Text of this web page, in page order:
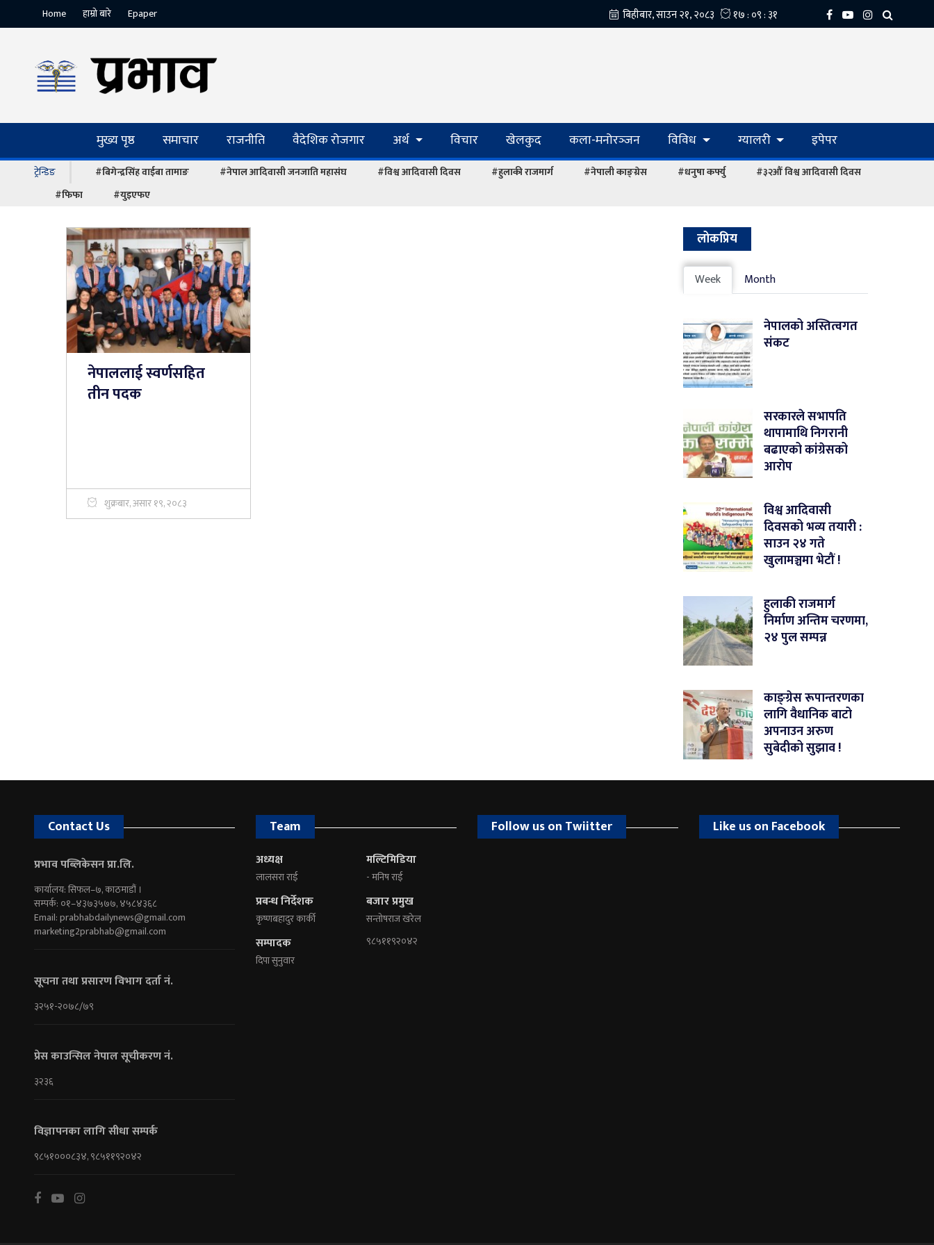
Home हाम्रो बारे Epaper
मुख्य पृष्ठ समाचार राजनीति वैदेशिक रोजगार अर्थ विचार खेलकुद कला-मनोरञ्‍जन विविध ग्यालरी इपेपर
ट्रेन्डिङ #बिगेन्द्रसिंह वाईबा तामाङ #नेपाल आदिवासी जनजाति महासंघ #विश्व आदिवासी दिवस #हुलाकी राजमार्ग #नेपाली काङ्ग्रेस #धनुषा कर्फ्यु
#३२औं विश्व आदिवासी दिवस
#फिफा
#युइएफए
नेपाललाई स्वर्णसहित
तीन पदक
शुक्रबार, असार १९, २०८३
लोकप्रिय
Week Month
नेपालको अस्तित्वगत
संकट
सरकारले सभापति
थापामाथि निगरानी
बढाएको कांग्रेसको
आरोप
विश्व आदिवासी
दिवसको भव्य तयारी :
साउन २४ गते
खुलामञ्चमा भेटौं !
हुलाकी राजमार्ग
निर्माण अन्तिम चरणमा,
२४ पुल सम्पन्न
काङ्ग्रेस रूपान्तरणका
लागि वैधानिक बाटो
अपनाउन अरुण
सुबेदीको सुझाव !
Contact Us
प्रभाव पब्लिकेसन प्रा.लि.
कार्यालय: सिफल–७, काठमाडौं ।
सम्पर्क: ०१–४३७३५७७, ४५८४३६८
Email:prabhabdailynews@gmail.com
marketing2prabhab@gmail.com
सूचना तथा प्रसारण विभाग दर्ता नं.
३२५१-२०७८/७९
प्रेस काउन्सिल नेपाल सूचीकरण नं.
३२३६
विज्ञापनका लागि सीधा सम्पर्क
९८५१०००८३४, ९८५११९२०४२
Team
अध्यक्ष
लालसरा राई
प्रबन्ध निर्देशक
कृष्णबहादुर कार्की
सम्पादक
दिपा सुनुवार
मल्टिमिडिया
- मनिष राई
बजार प्रमुख
सन्तोषराज खरेल
९८५११९२०४२
Follow us on Twiitter Like us on Facebook